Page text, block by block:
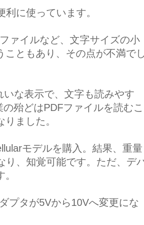
に使っています。
ァイルなど、文字サイズの小
こともあり、その点が不満で
な表示で、文字も読みやす
殆どはPDFファイルを読むこ
ました。
モデルを購入。結果、重量
り、知覚可能です。ただ、デ
プタが5Vから10Vへ変更にな